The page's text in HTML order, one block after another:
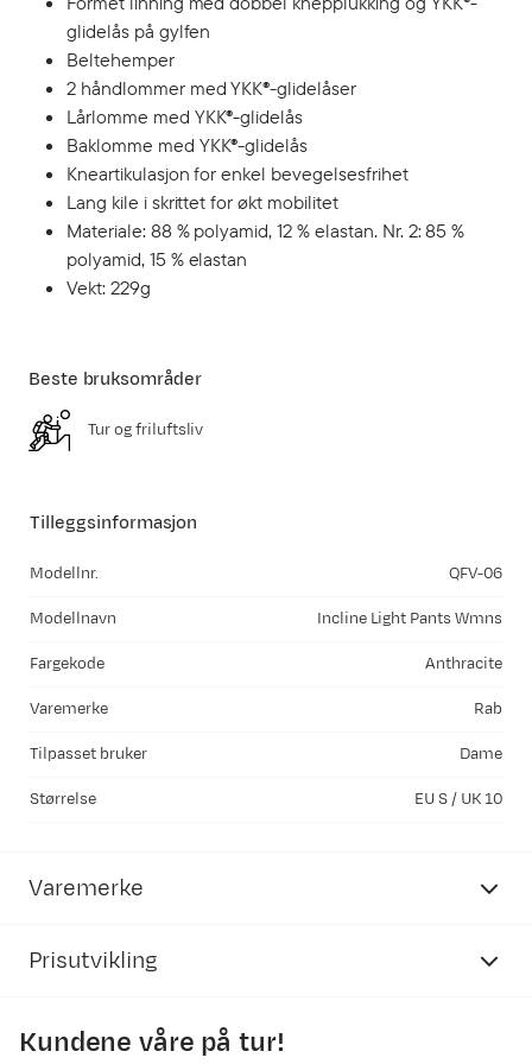
glidelås på gylfen
Beltehemper
2 håndlommer med YKK®-glidelåser
Lårlomme med YKK®-glidelås
Baklomme med YKK®-glidelås
Kneartikulasjon for enkel bevegelsesfrihet
Lang kile i skrittet for økt mobilitet
Materiale: 88 % polyamid, 12 % elastan. Nr. 2: 85 %
polyamid, 15 % elastan
Vekt: 229g
Tilleggsinformasjon
Modellnr. QFV-06
Modellnavn Incline Light Pants Wmns
Fargekode Anthracite
Varemerke Rab
Tilpasset bruker Dame
Størrelse EU S / UK 10
Beste bruksområder
Tur og friluftsliv
Varemerke
Prisutvikling
1300
Kundene våre på tur!